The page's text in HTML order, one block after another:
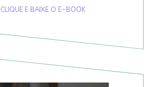
CLIQUE E BAIXE O E-BOOK